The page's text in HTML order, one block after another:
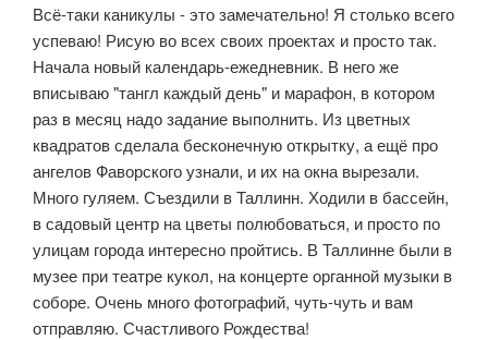
Всё-таки каникулы - это замечательно! Я столько всего
успеваю! Рисую во всех своих проектах и просто так.
Начала новый календарь-ежедневник. В него же
вписываю "тангл каждый день" и марафон, в котором
раз в месяц надо задание выполнить. Из цветных
квадратов сделала бесконечную открытку, а ещё про
ангелов Фаворского узнали, и их на окна вырезали.
Много гуляем. Съездили в Таллинн. Ходили в бассейн,
в садовый центр на цветы полюбоваться, и просто по
улицам города интересно пройтись. В Таллинне были в
музее при театре кукол, на концерте органной музыки в
соборе. Очень много фотографий, чуть-чуть и вам
отправляю. Счастливого Рождества!